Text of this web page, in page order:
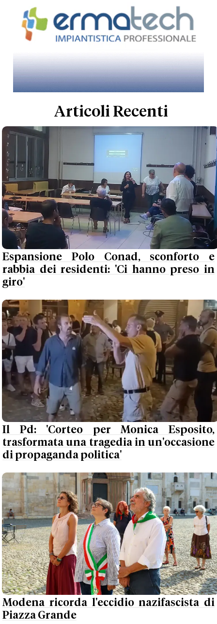
Articoli Recenti
Espansione Polo Conad, sconforto e
rabbia dei residenti: 'Ci hanno preso in
giro'
Il Pd: 'Corteo per Monica Esposito,
trasformata una tragedia in un'occasione
di propaganda politica'
Modena ricorda l'eccidio nazifascista di
Piazza Grande